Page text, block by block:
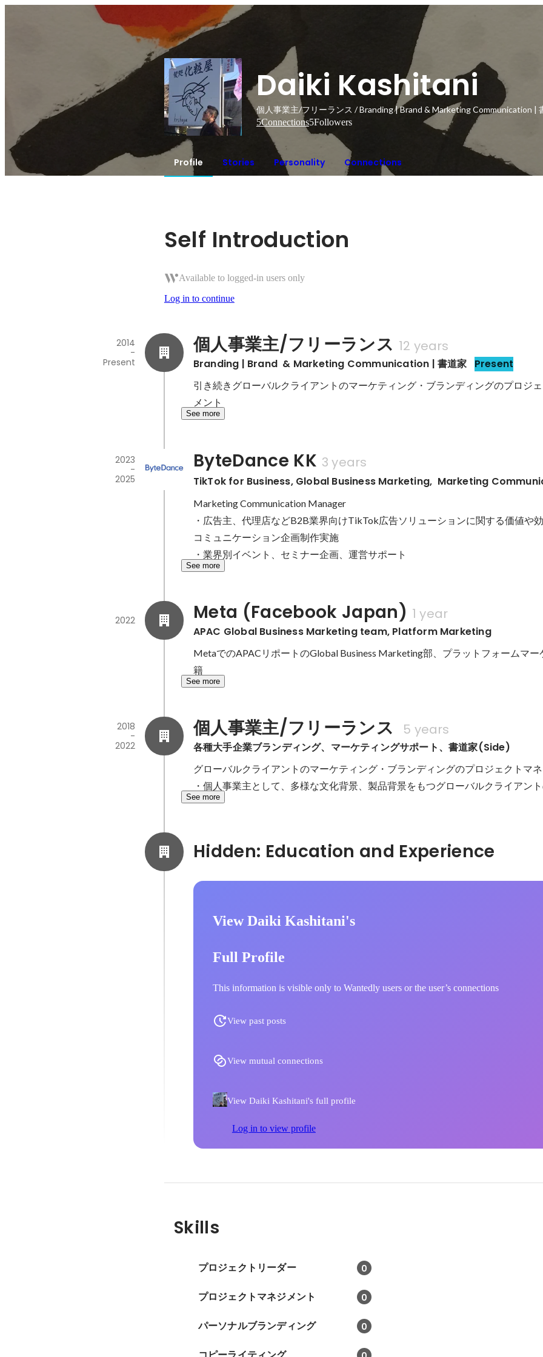
Daiki Kashitani
個人事業主/フリーランス / Branding | Brand & Marketing Communication |
5Connections5Followers
Profile Stories Personality Connections
Self Introduction
Available to logged-in users only
Log in to continue
個人事業主/フリーランス 12 years
Branding | Brand  & Marketing Communication | 書道家 Present
2014
-
Present
引き続きグローバルクライアントのマーケティング・ブランディングのプロジ
メント
See more
ByteDance KK 3 years
TikTok for Business, Global Business Marketing,  Marketing
2023
-
2025
Marketing Communication Manager
・広告主、代理店などB2B業界向けTikTok広告ソリューションに関する価値や
コミュニケーション企画制作実施
・業界別イベント、セミナー企画、運営サポート
See more
Meta (Facebook Japan) 1 year
APAC Global Business Marketing team, Platform Marketing
2022
MetaでのAPACリポートのGlobal Business Marketing部、プラットフォームマー
籍
See more
個人事業主/フリーランス 5 years
各種大手企業ブランディング、マーケティングサポート、書道家(Side)
2018
-
2022
グローバルクライアントのマーケティング・ブランディングのプロジェクトマネ
・個人事業主として、多様な文化背景、製品背景をもつグローバルクライアン
See more
View Daiki Kashitani's
Full Profile
This information is visible only to Wantedly users or the user’s connections
View past posts
View mutual connections
View Daiki Kashitani's full profile
Log in to view profile
Skills
プロジェクトリーダー 0
プロジェクトマネジメント 0
パーソナルブランディング 0